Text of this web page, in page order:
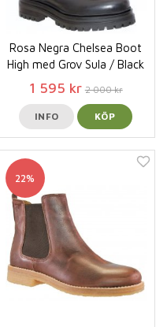
Rosa Negra Chelsea Boot
High med Grov Sula / Black
1 595 kr 2 000 kr
INFO KÖP
22%